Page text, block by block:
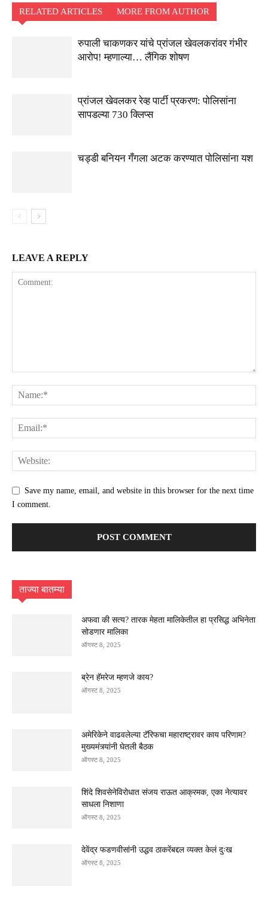
RELATED ARTICLES MORE FROM AUTHOR
रुपाली चाकणकर यांचे प्रांजल खेवलकरांवर गंभीर
आरोप! म्हणाल्या… लैंगिक शोषण
प्रांजल खेवलकर रेव्ह पार्टी प्रकरण: पोलिसांना
सापडल्या 730 क्लिप्स
चड्डी बनियन गँगला अटक करण्यात पोलिसांना यश
LEAVE A REPLY
Save my name, email, and website in this browser for the next time
I comment.
ताज्या बातम्या
अफवा की सत्य? तारक मेहता मालिकेतील हा प्रसिद्ध अभिनेता
सोडणार मालिका
ऑगस्ट 8, 2025
ब्रेन हॅमरेज म्हणजे काय?
ऑगस्ट 8, 2025
अमेरिकेने वाढवलेल्या टॅरिफचा महाराष्ट्रावर काय परिणाम?
मुख्यमंत्र्यांनी घेतली बैठक
ऑगस्ट 8, 2025
शिंदे शिवसेनेविरोधात संजय राऊत आक्रमक, एका नेत्यावर
साधला निशाणा
ऑगस्ट 8, 2025
देवेंद्र फडणवीसांनी उद्धव ठाकरेंबद्दल व्यक्त केलं दुःख
ऑगस्ट 8, 2025